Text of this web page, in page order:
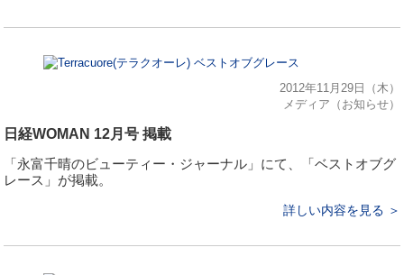
2012年11月29日（木）
メディア（お知らせ）
日経WOMAN 12月号 掲載
「永富千晴のビューティー・ジャーナル」にて、「ベストオブグ
レース」が掲載。
詳しい内容を見る ＞